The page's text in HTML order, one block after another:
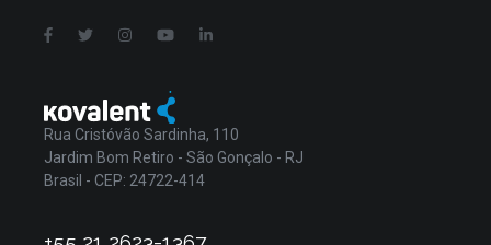
Rua Cristóvão Sardinha, 110
Jardim Bom Retiro - São Gonçalo - RJ
Brasil - CEP: 24722-414